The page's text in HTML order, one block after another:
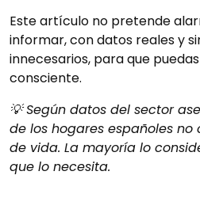
Este artículo no pretende
informar, con datos reales y
innecesarios, para que
consciente.
💡 Según datos del sector
de los hogares españoles
de vida. La mayoría lo
que lo necesita.